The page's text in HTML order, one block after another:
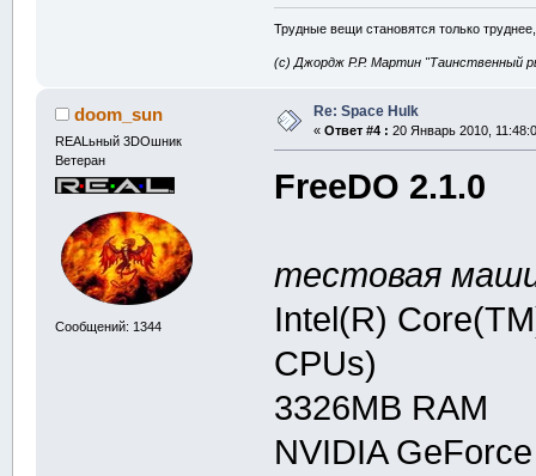
Трудные вещи становятся только
(с) Джордж Р.Р. Мартин "Таинственный
doom_sun
REALьный 3DOшник
Ветеран
Сообщений: 1344
Re: Space Hulk
« Ответ #4 : 20 Январь 2010,
FreeDO 2.1.0
тестовая
Intel(R)
CPUs)
3326MB RAM
NVIDIA